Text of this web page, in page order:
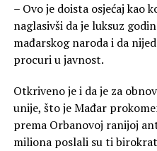
– Ovo je doista osjećaj kao
naglasivši da je luksuz
mađarskog naroda i da
procuri u javnost.
Otkriveno je i da je za
unije, što je Mađar
prema Orbanovoj ranijoj
miliona poslali su ti